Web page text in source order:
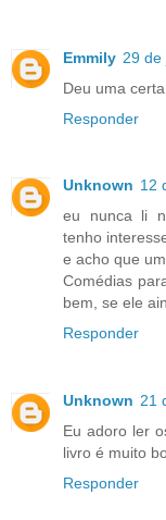
Emmily 29 de
Deu uma
Responder
Unknown 12
eu nunca li
tenho
e acho que
Comédias
bem, se ele
Responder
Unknown 21
Eu adoro ler
livro é muito
Responder